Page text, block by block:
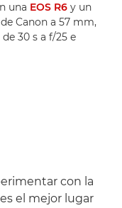
una EOS R6 y un
de Canon a 57 mm,
30 s a f/25 e
con la
el mejor lugar